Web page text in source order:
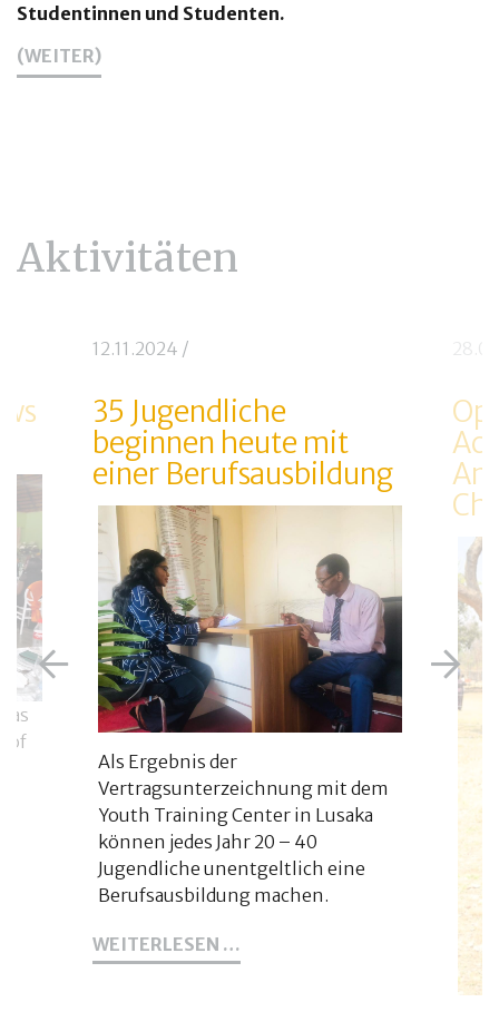
Studentinnen und Studenten.
(WEITER)
Aktivitäten
of
12.11.2024 /
35 Jugendliche
beginnen heute mit
einer Berufsausbildung
Als Ergebnis der
Vertragsunterzeichnung mit dem
Youth Training Center in Lusaka
können jedes Jahr 20 – 40
Jugendliche unentgeltlich eine
Berufsausbildung machen.
WEITERLESEN …
JUGENDLICHE